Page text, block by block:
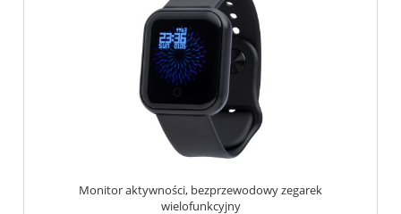
Monitor aktywności, bezprzewodowy zegarek
wielofunkcyjny